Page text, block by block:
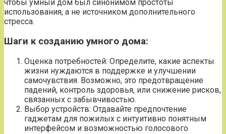
чтобы умный дом был синонимом простоты
использования, а не источником дополнительного
стресса.
Шаги к созданию умного дома:
Оценка потребностей: Определите, какие аспекты
жизни нуждаются в поддержке и улучшении
самочувствия. Возможно, это предотвращение
падений, контроль здоровья, или снижение рисков,
связанных с забывчивостью.
Выбор устройств: Отдавайте предпочтение
гаджетам для пожилых с интуитивно понятным
интерфейсом и возможностью голосового